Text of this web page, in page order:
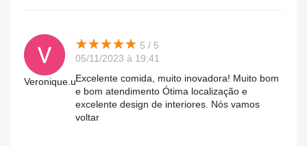
Veronique.u
★★★★★
★★★★★ 5 / 5
05/11/2023 à 19:41
Excelente comida, muito inovadora! Muito bom
e bom atendimento Ótima localização e
excelente design de interiores. Nós vamos
voltar